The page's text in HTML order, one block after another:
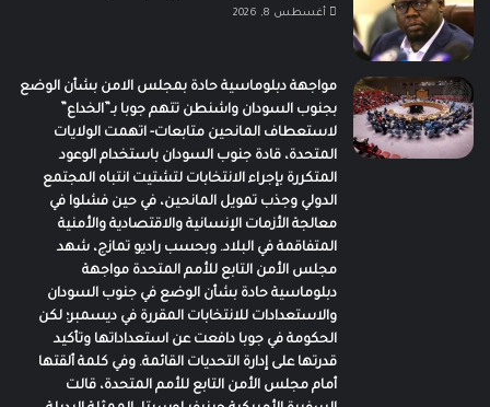
أغسطس 8, 2026
مواجهة دبلوماسية حادة بمجلس الامن بشأن الوضع
بجنوب السودان واشنطن تتهم جوبا بـ”الخداع”
لاستعطاف المانحين متابعات- اتهمت الولايات
المتحدة، قادة جنوب السودان باستخدام الوعود
المتكررة بإجراء الانتخابات لتشتيت انتباه المجتمع
الدولي وجذب تمويل المانحين، في حين فشلوا في
معالجة الأزمات الإنسانية والاقتصادية والأمنية
المتفاقمة في البلاد. وبحسب راديو تمازج، شهد
مجلس الأمن التابع للأمم المتحدة مواجهة
دبلوماسية حادة بشأن الوضع في جنوب السودان
والاستعدادات للانتخابات المقررة في ديسمبر؛ لكن
الحكومة في جوبا دافعت عن استعداداتها وتأكيد
قدرتها على إدارة التحديات القائمة. وفي كلمة ألقتها
أمام مجلس الأمن التابع للأمم المتحدة، قالت